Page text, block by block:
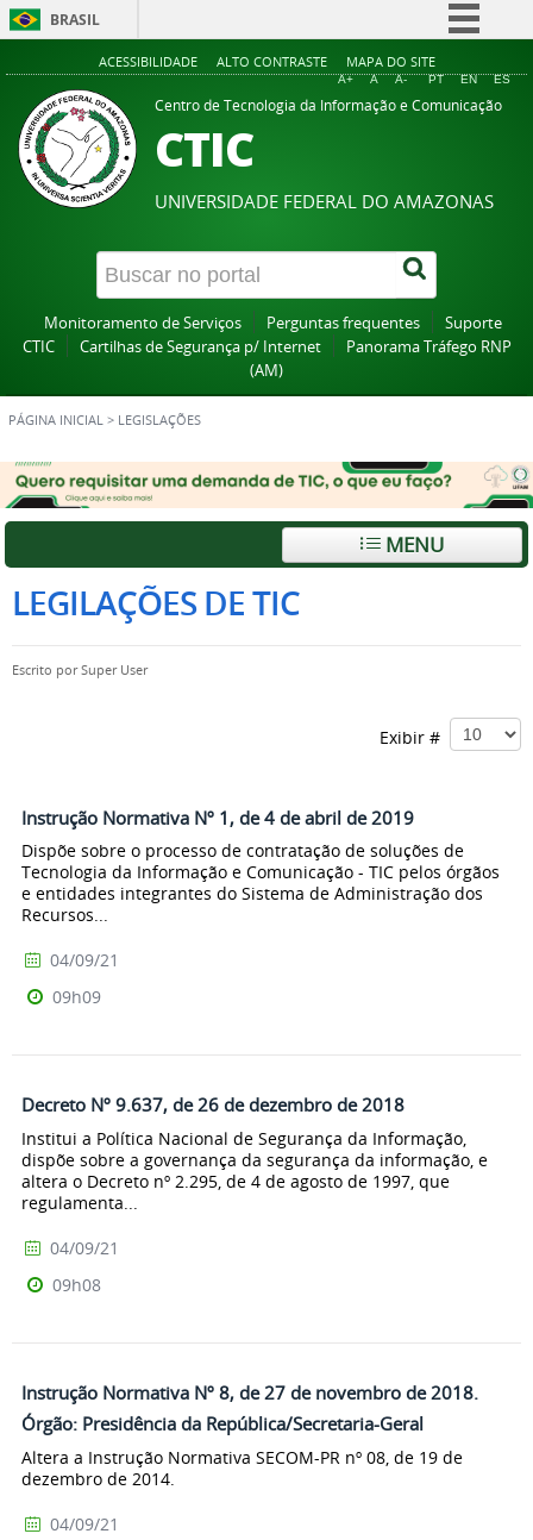
BRASIL
Simplifique!
Comunica BR
Legislação
Canais
ACESSIBILIDADE ALTO CONTRASTE MAPA DO SITE
A+ A A- PT EN ES
Centro de Tecnologia da Informação e Comunicação
CTIC
UNIVERSIDADE FEDERAL DO AMAZONAS
Monitoramento de Serviços Perguntas frequentes
Suporte
CTIC
Cartilhas de Segurança p/ Internet
Panorama Tráfego RNP
(AM)
PÁGINA INICIAL > LEGISLAÇÕES
MENU
LEGILAÇÕES DE TIC
Escrito porSuper User
Exibir #
Instrução Normativa Nº 1, de 4 de abril de 2019
Dispõe sobre o processo de contratação de soluções de
Tecnologia da Informação e Comunicação - TIC pelos órgãos
e entidades integrantes do Sistema de Administração dos
Recursos...
04/09/21
09h09
Decreto Nº 9.637, de 26 de dezembro de 2018
Institui a Política Nacional de Segurança da Informação,
dispõe sobre a governança da segurança da informação, e
altera o Decreto nº 2.295, de 4 de agosto de 1997, que
regulamenta...
04/09/21
09h08
Instrução Normativa Nº 8, de 27 de novembro de 2018.
Órgão: Presidência da República/Secretaria-Geral
Altera a Instrução Normativa SECOM-PR nº 08, de 19 de
dezembro de 2014.
04/09/21